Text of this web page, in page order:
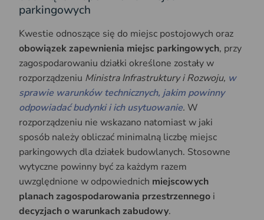
parkingowych
Kwestie odnoszące się do miejsc postojowych oraz
obowiązek zapewnienia miejsc parkingowych, przy
zagospodarowaniu działki określone zostały w
rozporządzeniu Ministra Infrastruktury i Rozwoju, w
sprawie warunków technicznych, jakim powinny
odpowiadać budynki i ich usytuowanie. W
rozporządzeniu nie wskazano natomiast w jaki
sposób należy obliczać minimalną liczbę miejsc
parkingowych dla działek budowlanych. Stosowne
wytyczne powinny być za każdym razem
uwzględnione w odpowiednich miejscowych
planach zagospodarowania przestrzennego i
decyzjach o warunkach zabudowy.